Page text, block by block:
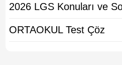
2026 LGS Konuları ve
ORTAOKUL Test Çöz